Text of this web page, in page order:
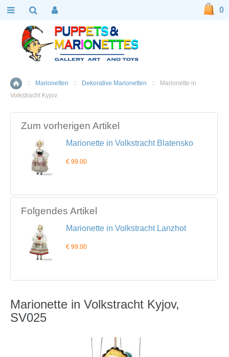
Home
:: Marionetten :: Dekorative Marionetten ::
Marionette in
Volkstracht Kyjov
Zum vorherigen Artikel
Marionette in Volkstracht Blatensko
€ 99.00
Folgendes Artikel
Marionette in Volkstracht Lanzhot
€ 99.00
Marionette in Volkstracht Kyjov,
SV025
0